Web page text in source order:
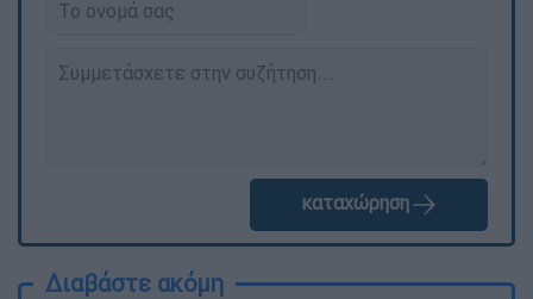
καταχώρηση
Διαβάστε ακόμη